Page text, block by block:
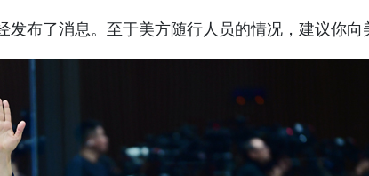
布了消息。至于美方随行人员的情况，建议你向